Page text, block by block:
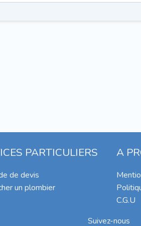
PARTICULIERS
de devis
un plombier
A
C.G.U
Suivez-nous